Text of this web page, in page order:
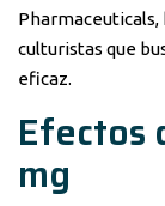
culturistas que
eficaz.
Efectos
mg